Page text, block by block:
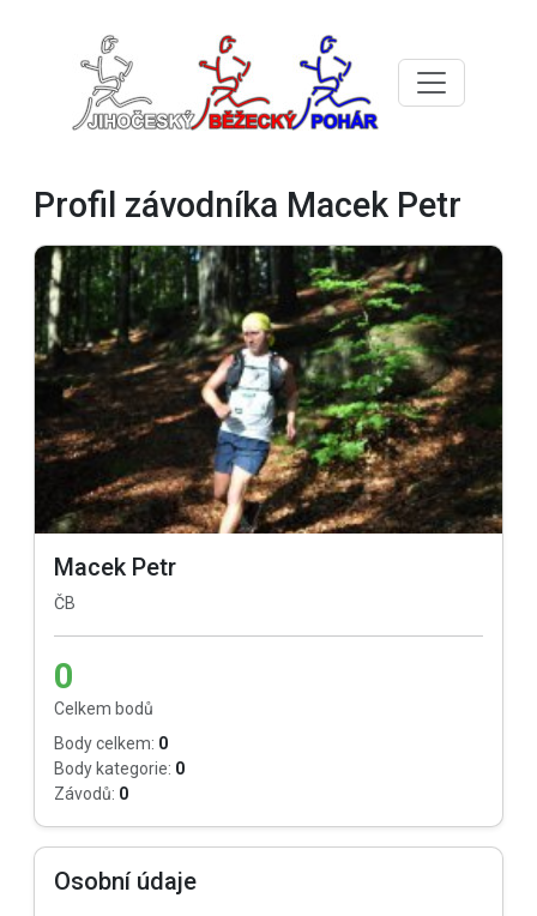
Profil závodníka Macek Petr
Macek Petr
ČB
0
Celkem bodů
Body celkem: 0
Body kategorie: 0
Závodů: 0
Osobní údaje